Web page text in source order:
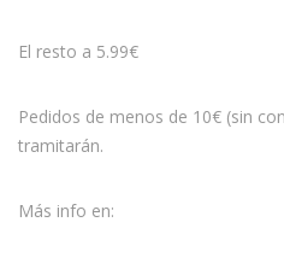
El resto a 5.99€
Pedidos de menos de 10€ (sin
tramitarán.
Más info en: